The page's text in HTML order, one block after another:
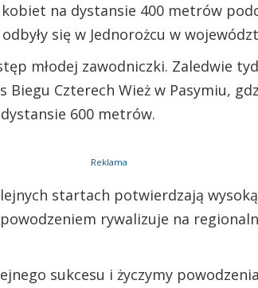
kobiet na dystansie 400 metrów
się w Jednorożcu w
młodej zawodniczki. Zaledwie
Czterech Wież w Pasymiu,
600 metrów.
Reklama
startach potwierdzają
rywalizuje na
sukcesu i życzymy